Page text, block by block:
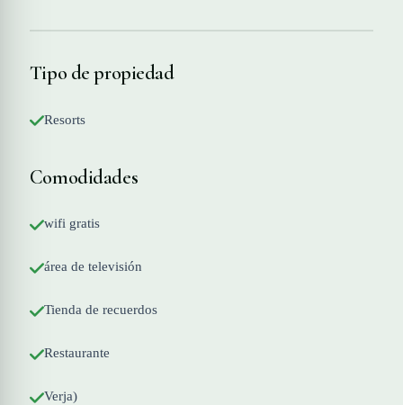
Tipo de propiedad
Resorts
Comodidades
wifi gratis
área de televisión
Tienda de recuerdos
Restaurante
Verja)